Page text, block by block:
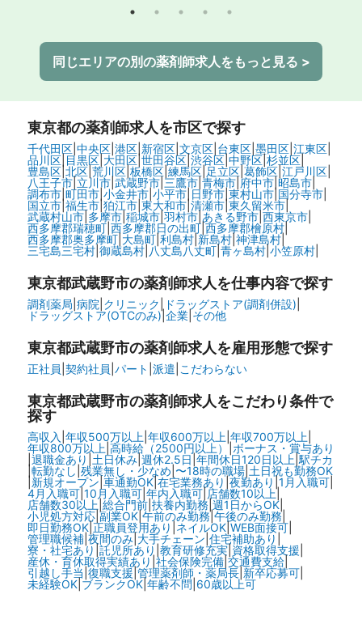
同じエリアの別の薬剤師求人をもっと見る >
東京都の薬剤師求人を市区で探す
千代田区| 中央区| 港区| 新宿区| 文京区| 台東区| 墨田区| 江東区|
品川区| 目黒区| 大田区|世田谷区| 渋谷区| 中野区| 杉並区|
豊島区|北区| 荒川区| 板橋区| 練馬区| 足立区| 葛飾区| 江戸川区|
八王子市| 立川市| 武蔵野市| 三鷹市| 青梅市| 府中市| 昭島市|
調布市| 町田市| 小金井市| 小平市| 日野市| 東村山市|国分寺市|
国立市|福生市|狛江市| 東大和市|清瀬市|東久留米市|
武蔵村山市| 多摩市| 稲城市| 羽村市| あきる野市| 西東京市|
西多摩郡瑞穂町| 西多摩郡日の出町| 西多摩郡檜原村|
西多摩郡奥多摩町| 大島町| 利島村| 新島村| 神津島村|
三宅島三宅村| 御蔵島村| 八丈島八丈町| 青ヶ島村| 小笠原村|
東京都武蔵野市の薬剤師求人を仕事内容で探す
調剤薬局 病院 クリニック ドラッグストア(調剤併設)
ドラッグストア(OTCのみ)| 企業| その他
東京都武蔵野市の薬剤師求人を雇用形態で探す
正社員 契約社員 パート 派遣 こだわらない
東京都武蔵野市の薬剤師求人をこだわり条件で
探す
高収入 年収500万以上 年収600万以上 年収700万以上
年収800万以上 高時給（2500円以上）| ボーナス・賞与あり
退職金あり 土日休み| 週休2.5日 年間休日120日以上 駅チカ
|転勤なし 残業無し・少なめ 〜18時の職場| 土日祝も勤務OK
|新規オープン 車通勤OK|在宅業務あり 夜勤あり 1月入職可|
4月入職可| 10月入職可| 年内入職可| 店舗数10以上|
店舗数30以上 総合門前| 扶養内勤務 週1日からOK|
小児処方対応| 副業OK| 午前のみ勤務| 午後のみ勤務|
即日勤務OK| 正職員登用あり ネイルOK| WEB面接可|
管理職候補| 夜間のみ| 大手チェーン 住宅補助あり
寮・社宅あり 託児所あり 教育研修充実| 資格取得支援
産休・育休取得実績あり 社会保険完備| 交通費支給|
引越し手当 復職支援 |管理薬剤師・薬局長| 新卒応募可|
未経験OK| ブランクOK| 年齢不問 60歳以上可